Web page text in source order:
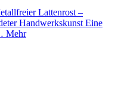
Lattenrost –
Handwerkskunst Eine
Mehr